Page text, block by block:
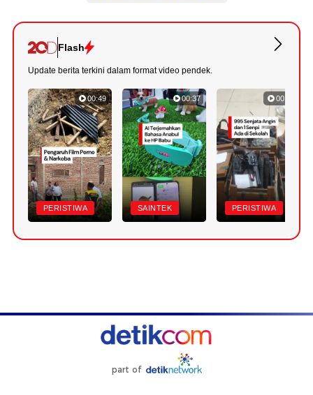
Flash
Update berita terkini dalam format video pendek.
00:49
PERISTIWA
00:37
SAINTEK
00:39
PERISTIWA
part of